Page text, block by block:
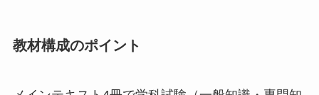
教材構成のポイント